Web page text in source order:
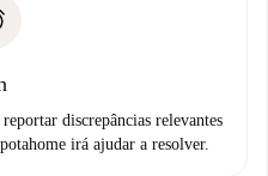
discrepâncias relevantes
irá ajudar a resolver.